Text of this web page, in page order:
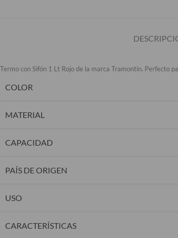
Termo con Sifón 1 Lt Rojo de la marca Tramontin. Perfecto
COLOR
MATERIAL
CAPACIDAD
PAÍS DE ORIGEN
USO
CARACTERÍSTICAS